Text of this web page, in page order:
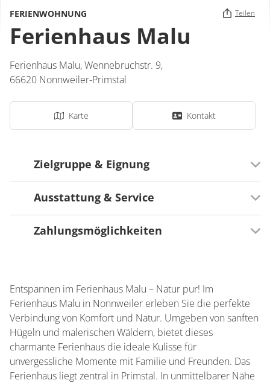
FERIENWOHNUNG Teilen
Ferienhaus Malu
Ferienhaus Malu,Wennebruchstr. 9,
66620 Nonnweiler-Primstal
Karte Kontakt
Zielgruppe & Eignung
Ausrichtung
Für Familien besonders geeignet
Ausstattung & Service
Serviceangebot
Zahlungsmöglichkeiten
Überweisung
Entspannen im Ferienhaus Malu – Natur pur! Im
Ferienhaus Malu in Nonnweiler erleben Sie die perfekte
Verbindung von Komfort und Natur. Umgeben von sanften
Hügeln und malerischen Wäldern, bietet dieses
charmante Ferienhaus die ideale Kulisse für
unvergessliche Momente mit Familie und Freunden. Das
Ferienhaus liegt zentral in Primstal. In unmittelbarer Nähe